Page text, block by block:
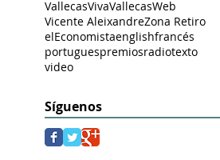
VallecasVivaVallecasWeb
Vicente AleixandreZona Retiro
elEconomistaenglishfrancés
portuguespremiosradiotexto
video
Síguenos